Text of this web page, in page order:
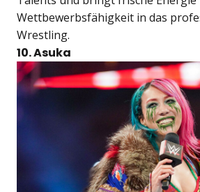
Wettbewerbsfähigkeit in das
Wrestling.
10. Asuka